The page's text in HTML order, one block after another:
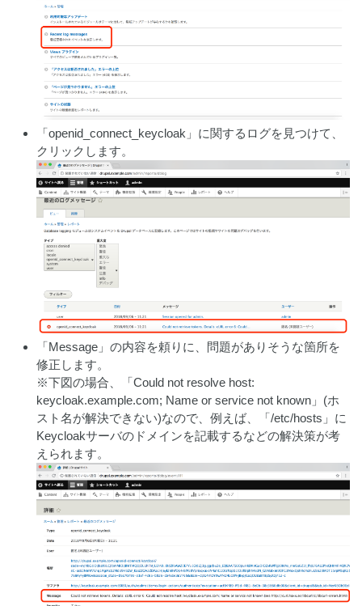
「openid_connect_keycloak」に関するログを見つけて、
クリックします。
「Message」の内容を頼りに、問題がありそうな箇所を
修正します。
※下図の場合、「Could not resolve host:
keycloak.example.com; Name or service not known」(ホ
スト名が解決できない)なので、例えば、「/etc/hosts」に
Keycloakサーバのドメインを記載するなどの解決策が考
えられます。